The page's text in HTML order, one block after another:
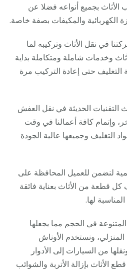
بجميع أنواعه فضلا عن
الكهربائية والمكيفات بصفة خاصة.
في نقل الأثاث وتركيبه لما
وخدمات شاملة ومتكاملة بداية
حتى إعادة التركيب مرة
التقنيات الحديثة في نقل العفش
وإتمام كافة أعمالنا في وقت
التغليف وجميعها عالية الجودة
لنضمن للعميل المحافظة على
كل قطعة من الأثاث بعناية فائقة
لها.
في الحجم مما يجعلها
ونستخدم الأوناش
من السيارات إلى الأدوار
الأثاث بإزالة الأتربة والشوائب